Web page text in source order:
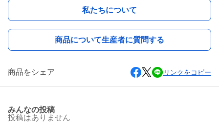
私たちについて
商品について生産者に質問する
商品をシェア リンクをコピー
みんなの投稿
投稿はありません